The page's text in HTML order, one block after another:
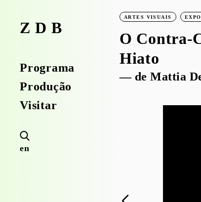
ZDB
Programa
Produção
Visitar
en
ARTES VISUAIS
O Contra-
Hiato
— de Mattia